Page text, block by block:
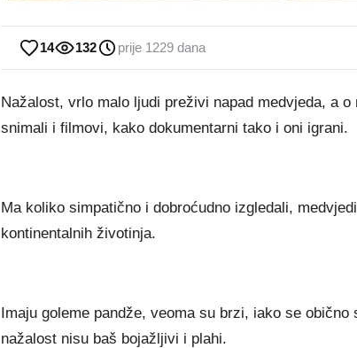
14 132 prije 1229 dana
Nažalost, vrlo malo ljudi preživi napad medvjeda, a
snimali i filmovi, kako dokumentarni tako i oni igrani.
Ma koliko simpatično i dobroćudno izgledali,
kontinentalnih životinja.
Imaju goleme pandže, veoma su brzi, iako se obično
nažalost nisu baš bojažljivi i plahi.